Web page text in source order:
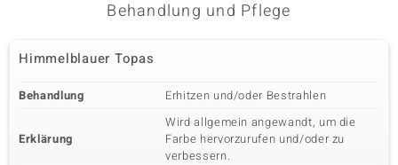
Behandlung und Pflege
Himmelblauer Topas
Behandlung Erhitzen und/oder Bestrahlen
Erklärung
Wird allgemein angewandt, um die
Farbe hervorzurufen und/oder zu
verbessern.